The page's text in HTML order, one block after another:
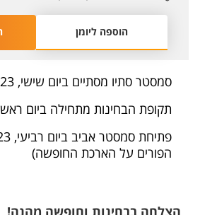
הוספה ליומן
סמסטר סתיו מסתיים ביום שישי, 20/1/2023
תקופת הבחינות מתחילה ביום ראשון, 22/1/
הפורים על הארכת החופשה)